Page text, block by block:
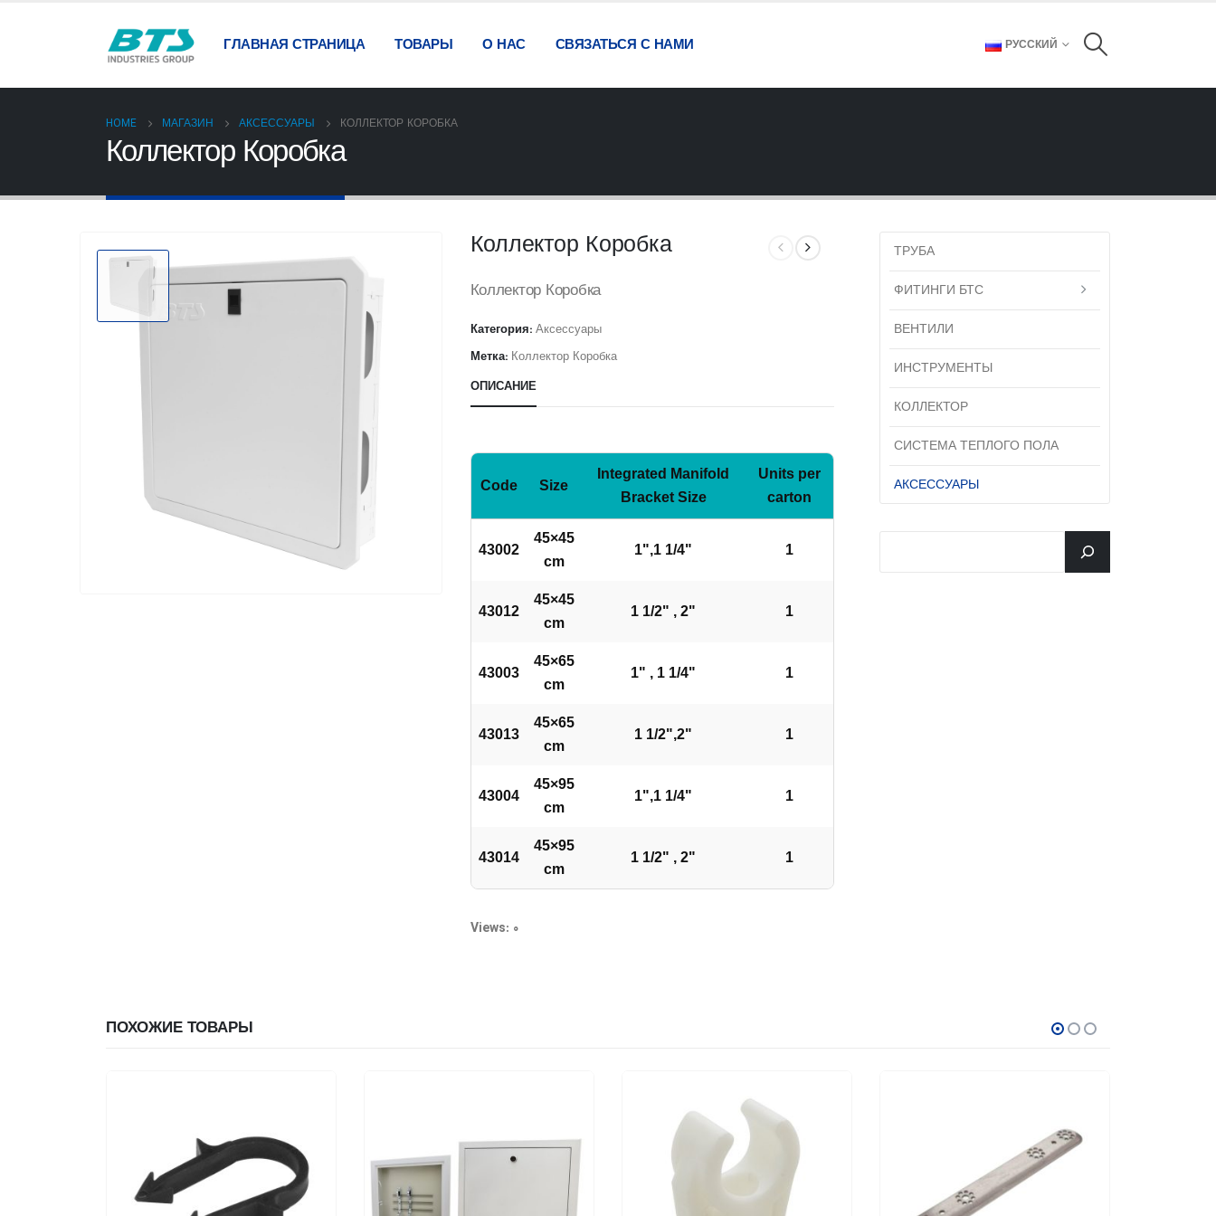
ГЛАВНАЯ СТРАНИЦА ТОВАРЫ О НАС СВЯЗАТЬСЯ С НАМИ РУССКИЙ
HOME МАГАЗИН АКСЕССУАРЫ КОЛЛЕКТОР КОРОБКА
Коллектор Коробка
Коллектор Коробка
Коллектор Коробка
Категория: Аксессуары
Метка: Коллектор Коробка
ОПИСАНИЕ
Code Size
Integrated Manifold
Bracket Size
Units per
carton
43002
45×45
cm
1",1 1/4" 1
43012
45×45
cm
1 1/2" , 2" 1
43003
45×65
cm
1" , 1 1/4" 1
43013
45×65
cm
1 1/2",2" 1
43004
45×95
cm
1",1 1/4" 1
43014
45×95
cm
1 1/2" , 2" 1
Views: 0
ТРУБА
ФИТИНГИ БТС
ВЕНТИЛИ
ИНСТРУМЕНТЫ
КОЛЛЕКТОР
СИСТЕМА ТЕПЛОГО ПОЛА
АКСЕССУАРЫ
ПОХОЖИЕ ТОВАРЫ